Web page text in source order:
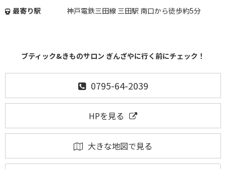
最寄り駅
神戸電鉄三田線 三田駅 南口から徒歩約5分
ブティック&きものサロン ぎんざやに行く前にチェック！
0795-64-2039
HPを見る
大きな地図で見る